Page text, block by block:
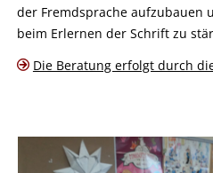
der Fremdsprache aufzubauen
beim Erlernen der Schrift zu
Die Beratung erfolgt durch